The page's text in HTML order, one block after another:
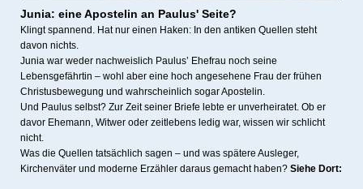
Junia: eine Apostelin an Paulus' Seite?
Klingt spannend. Hat nur einen Haken: In den antiken Quellen steht
davon nichts.
Junia war weder nachweislich Paulus’ Ehefrau noch seine
Lebensgefährtin – wohl aber eine hoch angesehene Frau der frühen
Christusbewegung und wahrscheinlich sogar Apostelin.
Und Paulus selbst? Zur Zeit seiner Briefe lebte er unverheiratet. Ob er
davor Ehemann, Witwer oder zeitlebens ledig war, wissen wir schlicht
nicht.
Was die Quellen tatsächlich sagen – und was spätere Ausleger,
Kirchenväter und moderne Erzähler daraus gemacht haben? Siehe Dort: